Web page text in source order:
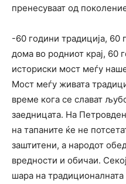
пренесуваат од
-60 години традиција, 60
дома во родниот крај, 60
историски мост меѓу
Мост меѓу живата
време кога се слават
заедницата. На
на тапаните ќе не
заштитени, а народот
вредности и обичаи.
шара на